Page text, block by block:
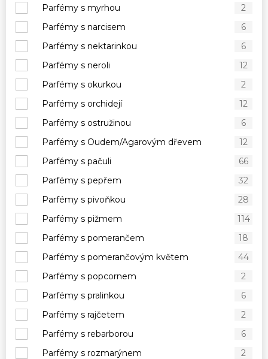
Parfémy s myrhou
2
Parfémy s narcisem
6
Parfémy s nektarinkou
6
Parfémy s neroli
12
Parfémy s okurkou
2
Parfémy s orchidejí
12
Parfémy s ostružinou
6
Parfémy s Oudem/Agarovým dřevem
12
Parfémy s pačuli
66
Parfémy s pepřem
32
Parfémy s pivoňkou
28
Parfémy s pižmem
114
Parfémy s pomerančem
18
Parfémy s pomerančovým květem
44
Parfémy s popcornem
2
Parfémy s pralinkou
6
Parfémy s rajčetem
2
Parfémy s rebarborou
6
Parfémy s rozmarýnem
2